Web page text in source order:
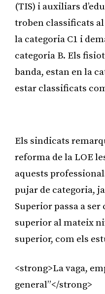
(TIS) i auxiliars
troben classificats al
la categoria C1 i
categoria B. Els
banda, estan en la
estar classificats
Els sindicats
reforma de la LOE
aquests
pujar de categoria,
Superior passa a
superior al mateix
superior, com els
<strong>La vaga,
general”</strong>